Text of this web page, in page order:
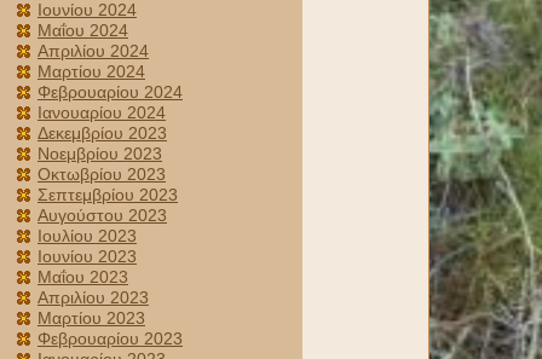
Ιουνίου 2024
Μαΐου 2024
Απριλίου 2024
Μαρτίου 2024
Φεβρουαρίου 2024
Ιανουαρίου 2024
Δεκεμβρίου 2023
Νοεμβρίου 2023
Οκτωβρίου 2023
Σεπτεμβρίου 2023
Αυγούστου 2023
Ιουλίου 2023
Ιουνίου 2023
Μαΐου 2023
Απριλίου 2023
Μαρτίου 2023
Φεβρουαρίου 2023